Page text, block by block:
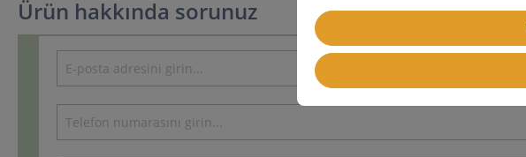
Ürün hakkında sorunuz